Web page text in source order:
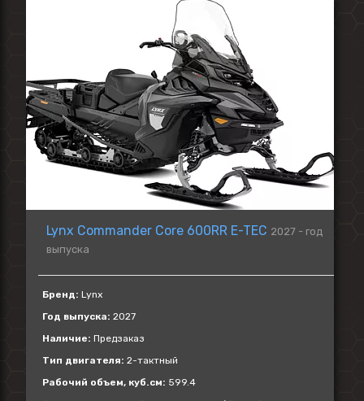
Lynx Commander Core 600RR E-TEC 2027 - год
выпуска
Бренд: Lynx
Год выпуска: 2027
Наличие: Предзаказ
Тип двигателя: 2-тактный
Рабочий объем, куб.см: 599.4